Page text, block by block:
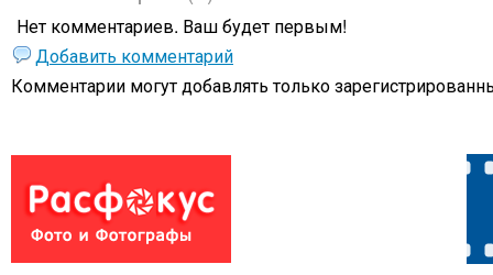
Нет комментариев. Ваш будет первым!
Добавить комментарий
Комментарии могут добавлять только